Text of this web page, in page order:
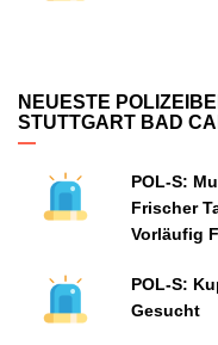
NEUESTE
STUTTGART BAD
POL-S:
Frischer
Vorläufig
POL-S:
Gesucht